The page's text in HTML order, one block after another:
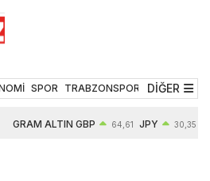
SPOR TRABZONSPOR TEKNOLOJİ
DİĞER
GRAM ALTIN GBP 64,61 JPY 30,35